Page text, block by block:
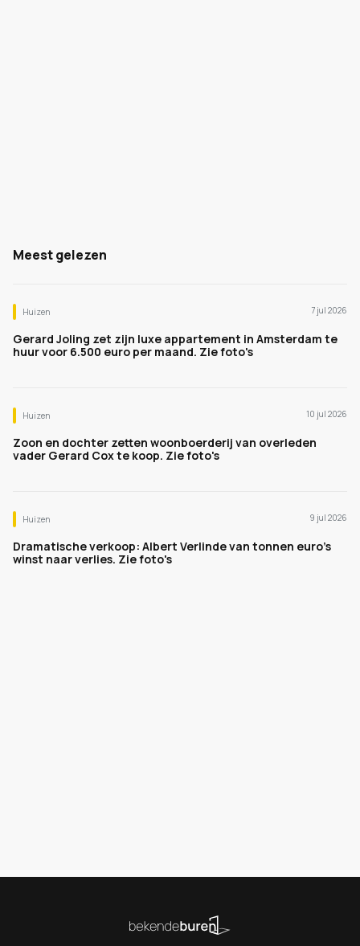
Meest gelezen
Huizen 7 jul 2026
Gerard Joling zet zijn luxe appartement in Amsterdam te
huur voor 6.500 euro per maand. Zie foto's
Huizen 10 jul 2026
Zoon en dochter zetten woonboerderij van overleden
vader Gerard Cox te koop. Zie foto's
Huizen 9 jul 2026
Dramatische verkoop: Albert Verlinde van tonnen euro's
winst naar verlies. Zie foto's